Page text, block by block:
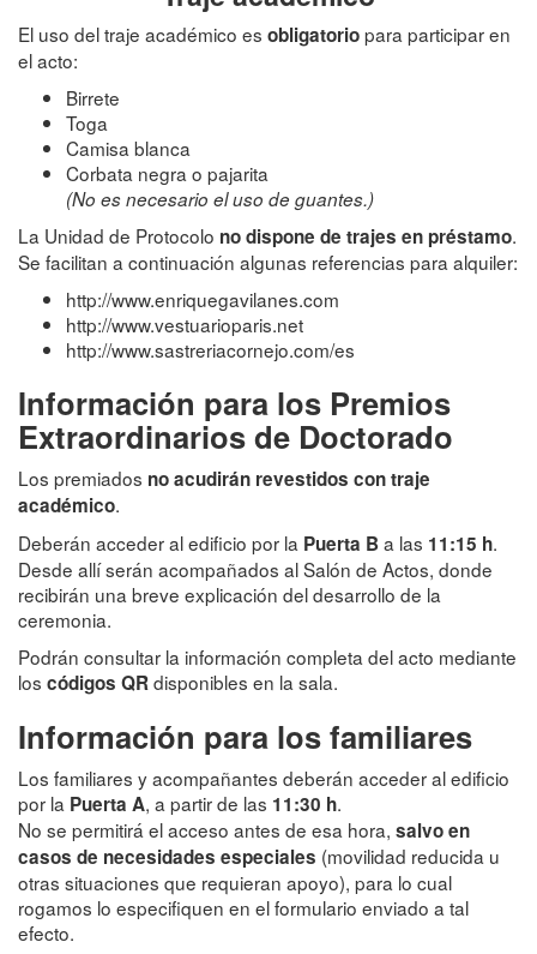
El uso del traje académico es obligatoriopara participar en
el acto:
Birrete
Toga
Camisa blanca
Corbata negra o pajarita
(No es necesario el uso de guantes.)
La Unidad de Protocolo no dispone de trajes en préstamo.
Se facilitan a continuación algunas referencias para alquiler:
http://www.enriquegavilanes.com
http://www.vestuarioparis.net
http://www.sastreriacornejo.com/es
Información para los Premios
Extraordinarios de Doctorado
Los premiados no acudirán revestidos con traje
académico.
Deberán acceder al edificio por la Puerta Ba las 11:15 h.
Desde allí serán acompañados al Salón de Actos, donde
recibirán una breve explicación del desarrollo de la
ceremonia.
Podrán consultar la información completa del acto mediante
los códigos QRdisponibles en la sala.
Información para los familiares
Los familiares y acompañantes deberán acceder al edificio
por la Puerta A, a partir de las 11:30 h.
No se permitirá el acceso antes de esa hora, salvo en
casos de necesidades especiales (movilidad reducida u
otras situaciones que requieran apoyo), para lo cual
rogamos lo especifiquen en el formulario enviado a tal
efecto.